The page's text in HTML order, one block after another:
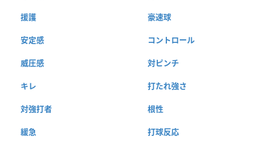
援護 豪速球
安定感 コントロール
威圧感 対ピンチ
キレ 打たれ強さ
対強打者 根性
緩急 打球反応